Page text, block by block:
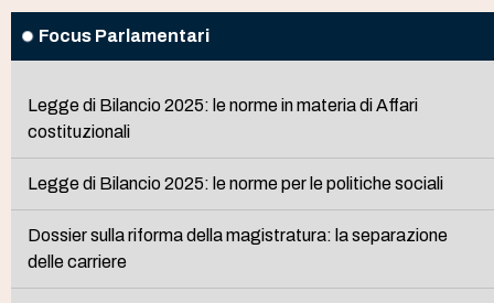
Focus Parlamentari
Legge di Bilancio 2025: le norme in materia di Affari
costituzionali
Legge di Bilancio 2025: le norme per le politiche sociali
Dossier sulla riforma della magistratura: la separazione
delle carriere